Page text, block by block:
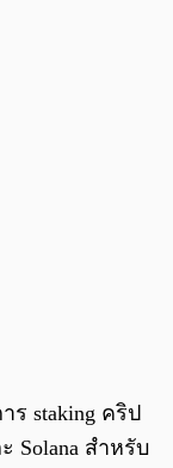
ร staking คริป
Solana สำหรับ